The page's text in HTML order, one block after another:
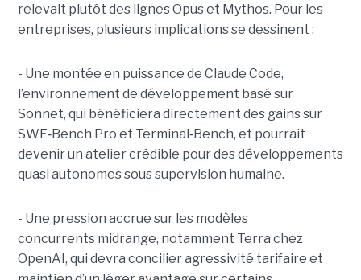
relevait plutôt des lignes Opus et Mythos. Pour les
entreprises, plusieurs implications se dessinent :
- Une montée en puissance de Claude Code,
l’environnement de développement basé sur
Sonnet, qui bénéficiera directement des gains sur
SWE‑Bench Pro et Terminal‑Bench, et pourrait
devenir un atelier crédible pour des développements
quasi autonomes sous supervision humaine.
- Une pression accrue sur les modèles
concurrents midrange, notamment Terra chez
OpenAI, qui devra concilier agressivité tarifaire et